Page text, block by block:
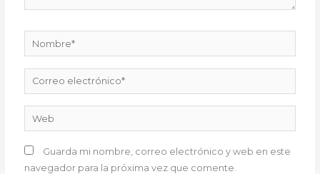
Nombre*
Correo
electrónico*
Web
Guarda mi nombre, correo electrónico y web en este
navegador para la próxima vez que comente.